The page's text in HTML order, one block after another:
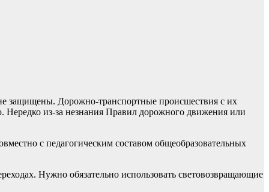
защищены. Дорожно-транспортные происшествия с их
Нередко из-за незнания Правил дорожного движения или
с педагогическим составом общеобразовательных
Нужно обязательно использовать световозвращающие